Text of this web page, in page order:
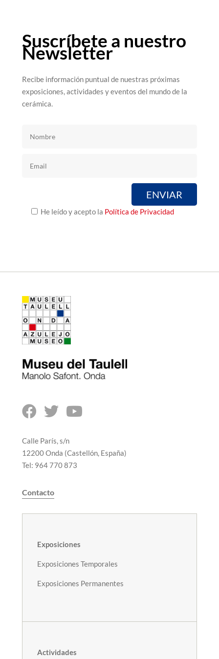
Suscríbete a nuestro
Newsletter
Recibe información puntual de nuestras próximas
exposiciones, actividades y eventos del mundo de la
cerámica.
He leído y acepto la Política de Privacidad
  
Calle París, s/n
12200 Onda (Castellón, España)
Tel: 964 770 873
Contacto
Exposiciones
Exposiciones Temporales
Exposiciones Permanentes
Actividades